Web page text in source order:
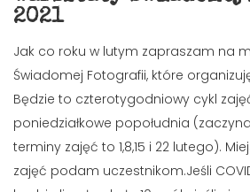
2021
Jak co roku w lutym zapraszam na
Świadomej Fotografii, które
Będzie to czterotygodniowy cykl
poniedziałkowe popołudnia
terminy zajęć to 1,8,15 i 22 lutego).
zajęć podam uczestnikom.Jeśli